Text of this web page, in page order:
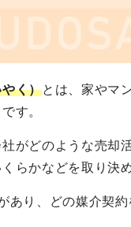
く）とは、家やマ
す。
がどのような売却
らかなどを取り決め
あり、どの媒介契